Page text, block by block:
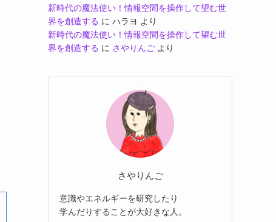
新時代の魔法使い！情報空間を操作して望む世
界を創造する に ハラヨ より
新時代の魔法使い！情報空間を操作して望む世
界を創造する に さやりんご より
さやりんご
意識やエネルギーを研究したり
学んだりすることが大好きな人。